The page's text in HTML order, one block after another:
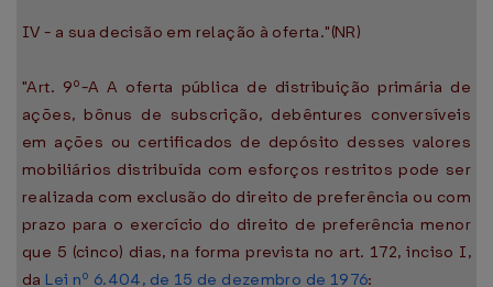
IV - a sua decisão em relação à oferta."(NR)
"Art. 9º-A A oferta pública de distribuição primária de
ações, bônus de subscrição, debêntures conversíveis
em ações ou certificados de depósito desses valores
mobiliários distribuída com esforços restritos pode ser
realizada com exclusão do direito de preferência ou com
prazo para o exercício do direito de preferência menor
que 5 (cinco) dias, na forma prevista no art. 172, inciso I,
da Lei nº 6.404, de 15 de dezembro de 1976: